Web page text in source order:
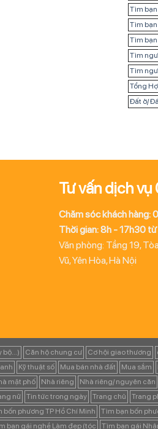
Tìm bạn
Tìm bạn
Tìm
Tìm
Tìm
Tổng
Đất ở/
Tư vấn dịch
Chăm sóc khách
Thời gian: 8h - 17h30
Văn phòng: Tầng 19,
Vũ, Yên Hòa, Hà Nội
bộ...) Căn hộ chung cư Cơ hội giao thương
Kỹ thuật số Mua bán nhà đất Mua sắm
mặt phố Nhà riêng Nhà riêng/ nguyên căn
nữ Tin tức trong ngày Trang chủ Trang
bốn phương TP Hồ Chí Minh
Tìm bạn bốn
bạn gái nghề Làm đẹp (tóc Tìm bạn gái